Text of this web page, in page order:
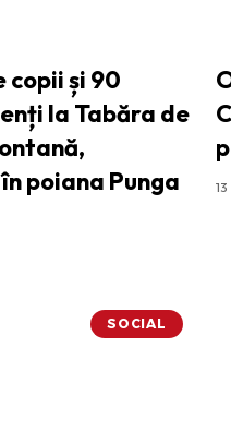
copii și 90
la Tabăra de
poiana Punga
SOCIAL